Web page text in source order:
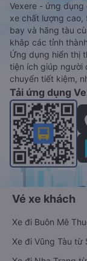
Vexere - ứng
xe chất lượng
bay và hãng tàu
khắp các tỉnh
Ứng dụng hiển thị
tiện ích giúp người
chuyển tiết kiệm,
Tải ứng dụng
Vé xe khách
Xe đi Buôn Mê
Xe đi Vũng Tàu từ